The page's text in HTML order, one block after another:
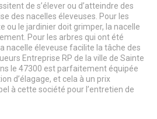
de s’élever ou d’atteindre des
des nacelles éleveuses. Pour les
ou le jardinier doit grimper, la nacelle
Pour les arbres qui ont été
nacelle éleveuse facilite la tâche des
Entreprise RP de la ville de Sainte
le 47300 est parfaitement équipée
d’élagage, et cela à un prix
à cette société pour l’entretien de